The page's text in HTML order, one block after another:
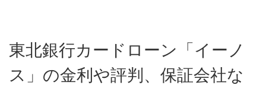
東北銀行カードローン「イーノ
ス」の金利や評判、保証会社な